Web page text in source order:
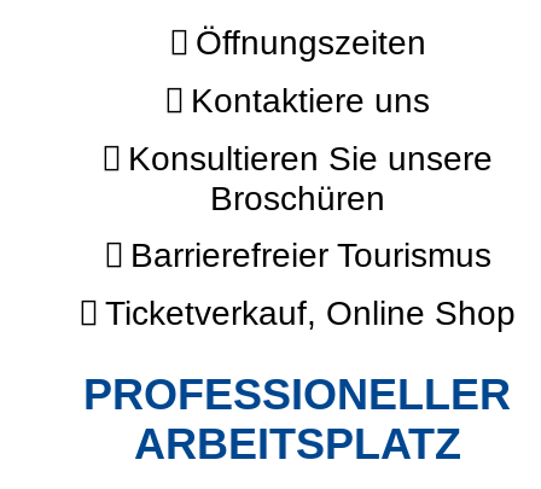
Öffnungszeiten
Kontaktiere uns
Konsultieren Sie unsere
Broschüren
Barrierefreier Tourismus
Ticketverkauf, Online Shop
PROFESSIONELLER
ARBEITSPLATZ